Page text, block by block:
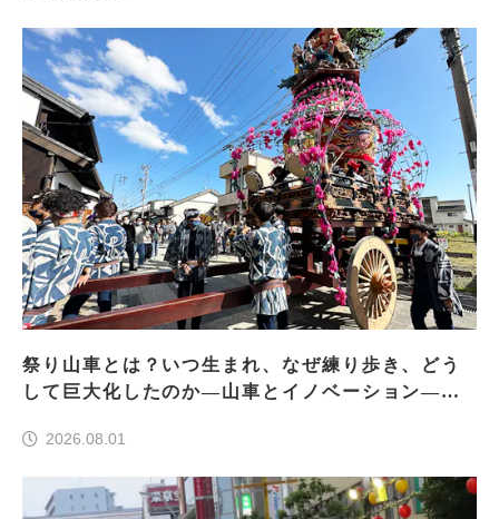
祭り山車とは？いつ生まれ、なぜ練り歩き、どう
して巨大化したのか―山車とイノベーション―＜
2026.08.01